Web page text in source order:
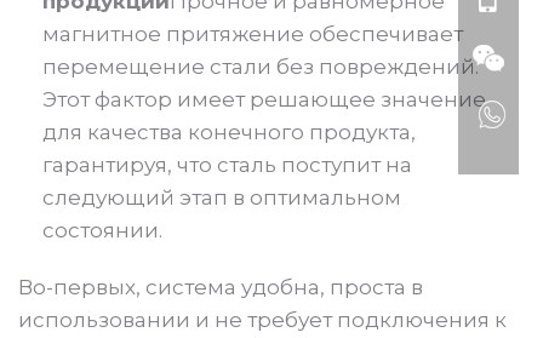
магнитное притяжение обеспечивает
перемещение стали без повреждений.
Этот фактор имеет решающее значение
для качества конечного продукта,
гарантируя, что сталь поступит на
следующий этап в оптимальном
состоянии.
Во-первых, система удобна, проста в
использовании и не требует подключения к